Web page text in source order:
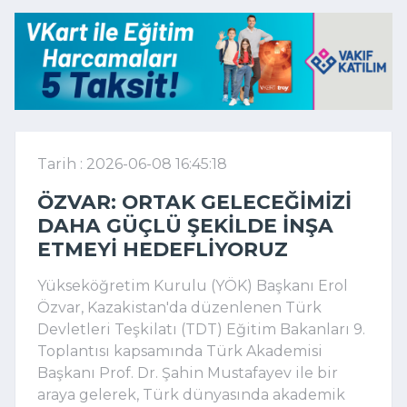
Tarih : 2026-06-08 16:45:18
ÖZVAR: ORTAK GELECEĞIMIZI
DAHA GÜÇLÜ ŞEKILDE INŞA
ETMEYI HEDEFLIYORUZ
Yükseköğretim Kurulu (YÖK) Başkanı Erol
Özvar, Kazakistan'da düzenlenen Türk
Devletleri Teşkilatı (TDT) Eğitim Bakanları 9.
Toplantısı kapsamında Türk Akademisi
Başkanı Prof. Dr. Şahin Mustafayev ile bir
araya gelerek, Türk dünyasında akademik